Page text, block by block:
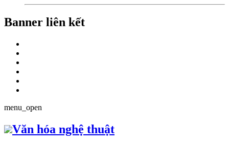
Banner liên kết
menu_open
Văn hóa nghệ thuật